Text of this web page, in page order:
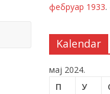
фебруар 1933
Kalendar
мај 2024.
П
У